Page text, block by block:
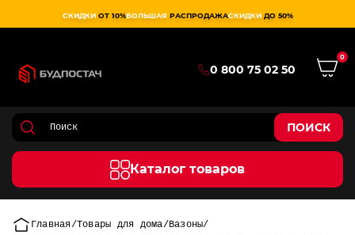
СКИДКИ ОТ 10%БОЛЬШАЯ РАСПРОДАЖАСКИДКИ ДО 50%
0 800 75 02 50
0
ПОИСК
Каталог товаров
Главная Товары для дома Вазоны